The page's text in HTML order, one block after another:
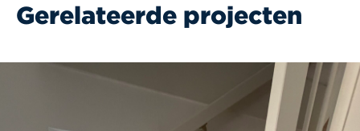
Gerelateerde projecten